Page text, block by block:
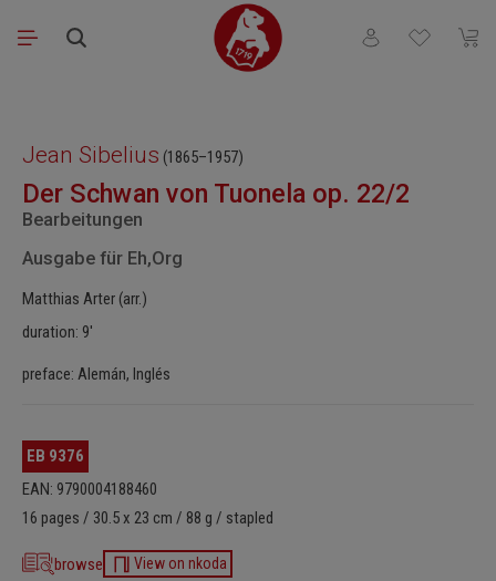
Saltar al contenido principal
Tienes 0 El
Jean Sibelius (1865–1957)
Der Schwan von Tuonela op. 22/2
Bearbeitungen
Ausgabe für Eh,Org
Matthias Arter (arr.)
duration: 9'
preface: Alemán, Inglés
EB 9376
EAN: 9790004188460
16 pages / 30.5 x 23 cm / 88 g / stapled
browse View on nkoda